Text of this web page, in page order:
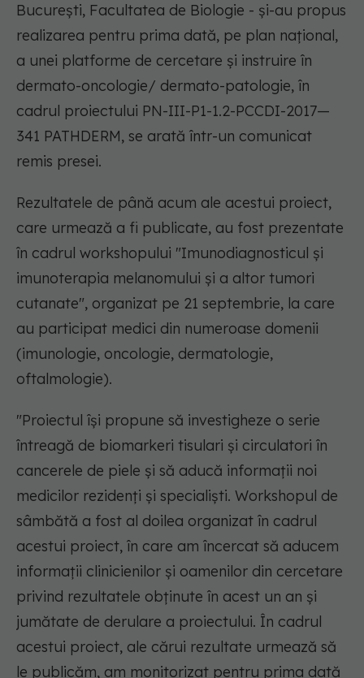
București, Facultatea de Biologie - și-au propus
realizarea pentru prima dată, pe plan național,
a unei platforme de cercetare și instruire în
dermato-oncologie/ dermato-patologie, în
cadrul proiectului PN-III-P1-1.2-PCCDI-2017—
341 PATHDERM, se arată într-un comunicat
remis presei.
Rezultatele de până acum ale acestui proiect,
care urmează a fi publicate, au fost prezentate
în cadrul workshopului "Imunodiagnosticul și
imunoterapia melanomului și a altor tumori
cutanate", organizat pe 21 septembrie, la care
au participat medici din numeroase domenii
(imunologie, oncologie, dermatologie,
oftalmologie).
"Proiectul își propune să investigheze o serie
întreagă de biomarkeri tisulari și circulatori în
cancerele de piele și să aducă informații noi
medicilor rezidenți și specialiști. Workshopul de
sâmbătă a fost al doilea organizat în cadrul
acestui proiect, în care am încercat să aducem
informații clinicienilor și oamenilor din cercetare
privind rezultatele obținute în acest un an și
jumătate de derulare a proiectului. În cadrul
acestui proiect, ale cărui rezultate urmează să
le publicăm, am monitorizat pentru prima dată